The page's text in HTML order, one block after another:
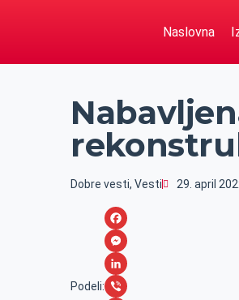
Naslovna
Dobre vesti,Vesti 29. april
Podeli:
F
a
c
M
eL